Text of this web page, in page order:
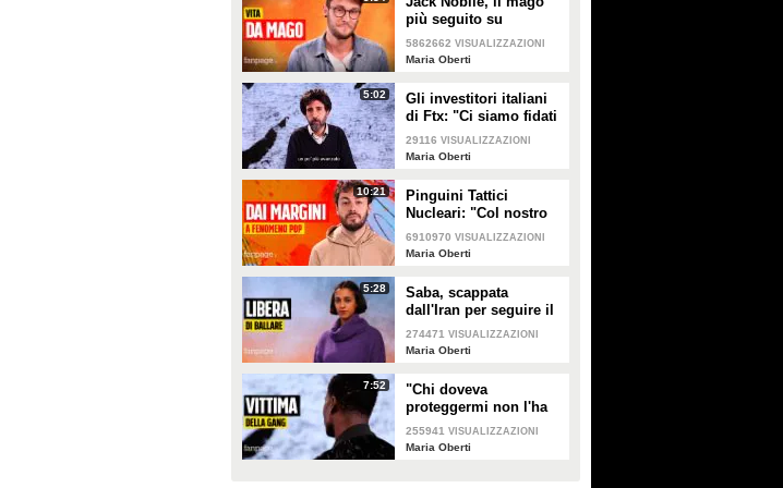
più seguito su
YouTube: "I miei
trucchi? Mi esercito 8
5862662 VISUALIZZAZIONI
Maria Oberti
5:02
Gli investitori italiani
di Ftx: "Ci siamo fidati
fino all'ultimo, ora
dobbiamo recuperare
29116 VISUALIZZAZIONI
Maria Oberti
10:21
Pinguini Tattici
Nucleari: "Col nostro
pop non vogliamo
cambiare il mondo, ma
6910970 VISUALIZZAZIONI
Maria Oberti
5:28
Saba, scappata
dall'Iran per seguire il
suo sogno: "La polizia
persiana mi perseguita
274471 VISUALIZZAZIONI
Maria Oberti
7:52
"Chi doveva
proteggermi non l'ha
fatto": parla la vittima
dei trapper Baby Gang
255941 VISUALIZZAZIONI
Maria Oberti